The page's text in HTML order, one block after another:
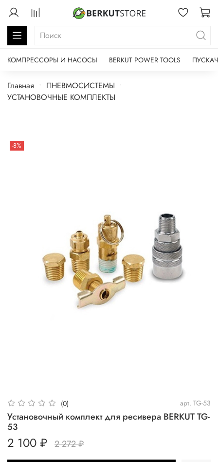
КОМПРЕССОРЫ И НАСОСЫ BERKUT POWER TOOLS
Главная
ПНЕВМОСИСТЕМЫ
УСТАНОВОЧНЫЕ КОМПЛЕКТЫ
-8%
(0) арт. TG-53
Установочный комплект для ресивера BERKUT TG-
53
2 100 ₽ 2 272 ₽